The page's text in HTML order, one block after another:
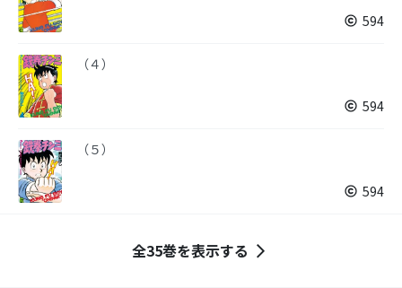
594
（４）
594
（５）
594
全35巻を表示する